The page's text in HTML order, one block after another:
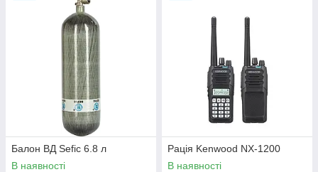
Балон ВД Sefic 6.8 л
В наявності
Рація Kenwood NX-1200
В наявності